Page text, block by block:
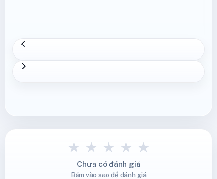
★ ★ ★ ★ ★
Chưa có đánh giá
Bấm vào sao để đánh giá